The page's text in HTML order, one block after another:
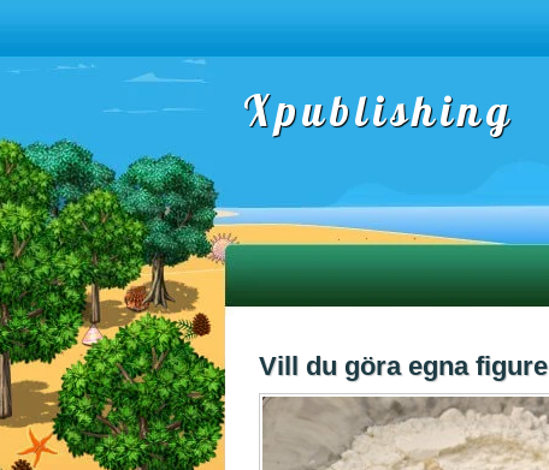
Xpublishing
Vill du göra egna